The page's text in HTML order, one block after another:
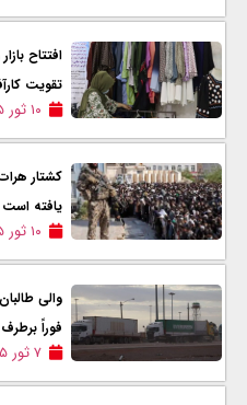
افتتاح
تقویت
۱۰ ثور ۱۴۰۵
کشتار
یافته است
۱۰ ثور ۱۴۰۵
والی
فوراً
۷ ثور ۱۴۰۵